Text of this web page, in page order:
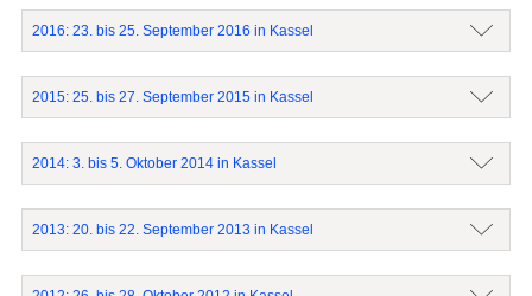
2016: 23. bis 25. September 2016 in Kassel
2015: 25. bis 27. September 2015 in Kassel
2014: 3. bis 5. Oktober 2014 in Kassel
2013: 20. bis 22. September 2013 in Kassel